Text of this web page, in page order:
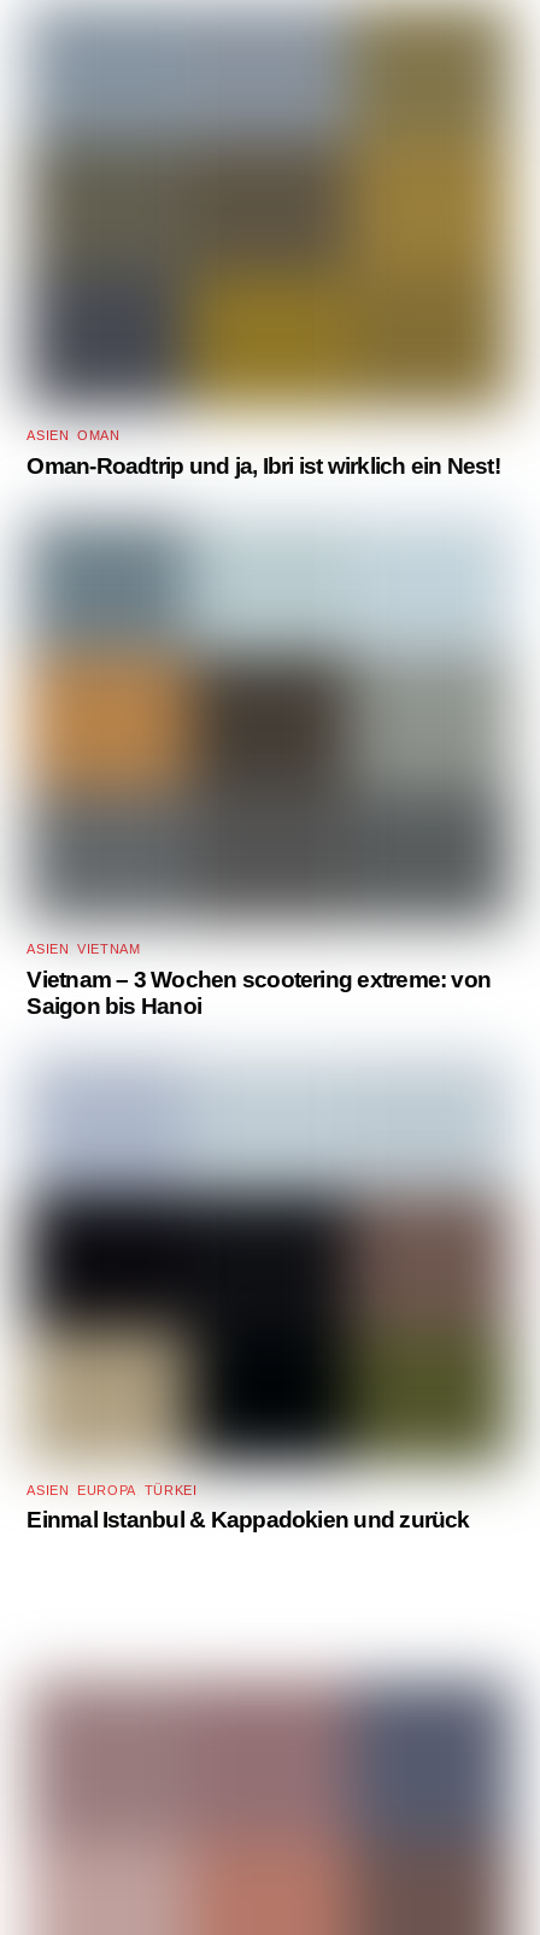
ASIEN ,OMAN
Oman-Roadtrip und ja, Ibri ist wirklich ein Nest!
ASIEN ,VIETNAM
Vietnam – 3 Wochen scootering extreme: von
Saigon bis Hanoi
ASIEN EUROPA TÜRKEI
Einmal Istanbul & Kappadokien und zurück